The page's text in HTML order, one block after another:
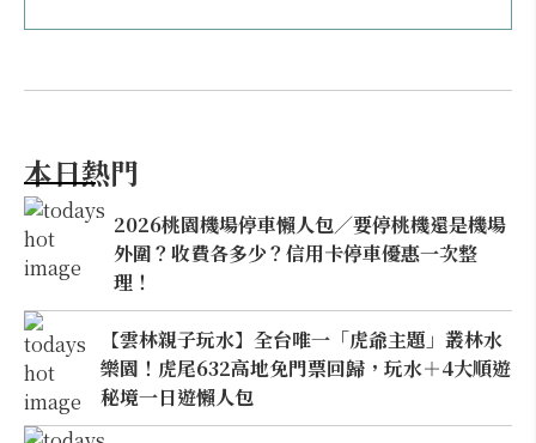
本日熱門
2026桃園機場停車懶人包／要停桃機還是機場
外圍？收費各多少？信用卡停車優惠一次整
理！
【雲林親子玩水】全台唯一「虎爺主題」叢林水
樂園！虎尾632高地免門票回歸，玩水＋4大順遊
秘境一日遊懶人包